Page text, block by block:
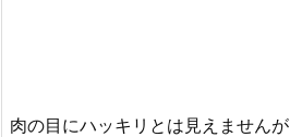
肉の目にハッキリとは見えませんが